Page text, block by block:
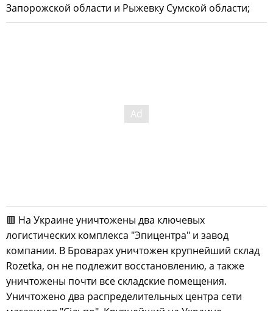
Запорожской области и Рыжевку Сумской области;
🟥 На Украине уничтожены два ключевых
логистических комплекса "Эпицентра" и завод
компании. В Броварах уничтожен крупнейший склад
Rozetka, он не подлежит восстановлению, а также
уничтожены почти все складские помещения.
Уничтожено два распределительных центра сети